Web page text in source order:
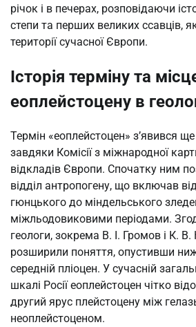
річок і в печерах, розповідаючи
степи та перших великих ссавців,
території сучасної Європи.
Історія терміну та
еоплейстоцену в
Термін «еоплейстоцен» з’явився
завдяки Комісії з міжнародної
відкладів Європи. Спочатку ним
відділ антропогену, що включав
гюнцького до міндельського
міжльодовиковими періодами.
геологи, зокрема В. І. Громов і К.
розширили поняття, опустивши
середній пліоцен. У сучасній
шкалі Росії еоплейстоцен чітко
другий ярус плейстоцену між
неоплейстоценом.